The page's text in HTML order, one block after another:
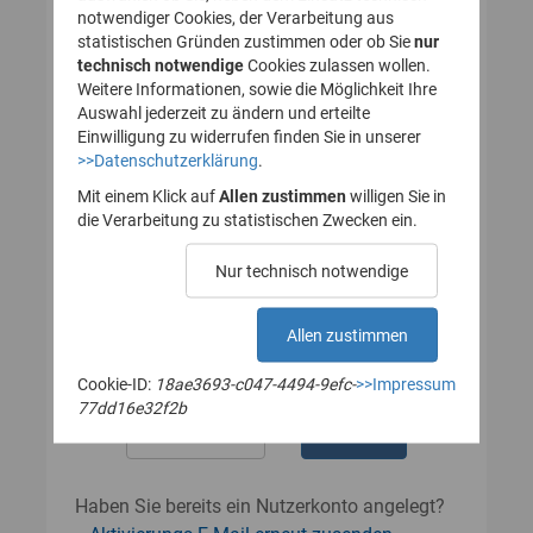
Passwort
Das Passwort muss mindestens 8
Zeichen enthalten.
Leerzeichen werden nicht akzeptiert.
Haben Sie bereits ein Nutzerkonto angelegt?
notwendiger Cookies, der Verarbeitung aus
statistischen Gründen zustimmen oder ob Sienur
technisch notwendigeCookies zulassen wollen.
Weitere Informationen, sowie die Möglichkeit Ihre
Auswahl jederzeit zu ändern und erteilte
Einwilligung zu widerrufen finden Sie in unserer
>>Datenschutzerklärung
Mit einem Klick auf Allen zustimmen willigen Sie in
die Verarbeitung zu statistischen Zwecken ein.
Nur technisch notwendige
Allen zustimmen
Cookie-ID: 18ae3693-c047-4494-9efc-
77dd16e32f2b
>>Impressum